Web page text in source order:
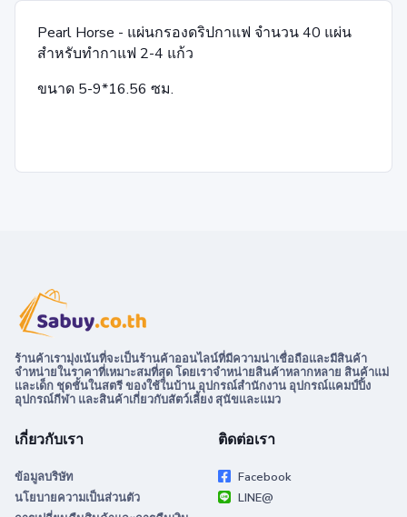
Pearl Horse - แผ่นกรองดริปกาแฟ จำนวน 40 แผ่น
สำหรับทำกาแฟ 2-4 แก้ว
ขนาด 5-9*16.56 ซม.
ร้านค้าเรามุ่งเน้นที่จะเป็นร้านค้าออนไลน์ที่มีความน่าเชื่อถือและมีสินค้า
จำหน่ายในราคาที่เหมาะสมที่สุด โดยเราจำหน่ายสินค้าหลากหลาย สินค้าแม่
และเด็ก ชุดชั้นในสตรี ของใช้ในบ้าน อุปกรณ์สำนักงาน อุปกรณ์แคมป์ปิ้ง
อุปกรณ์กีฬา และสินค้าเกี่ยวกับสัตว์เลี้ยง สุนัขและแมว
เกี่ยวกับเรา
ข้อมูลบริษัท
นโยบายความเป็นส่วนตัว
ติดต่อเรา
Facebook
LINE@